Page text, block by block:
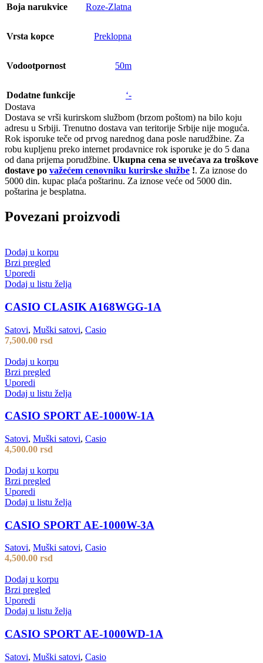
Boja narukvice Roze-Zlatna
Vrsta kopce Preklopna
Vodootpornost 50m
Dodatne funkcije
‘-
Dostava
Dostava se vrši kurirskom službom (brzom poštom) na bilo koju
adresu u Srbiji. Trenutno dostava van teritorije Srbije nije moguća.
Rok isporuke teče od prvog narednog dana posle narudžbine. Za
robu kupljenu preko internet prodavnice rok isporuke je do 5 dana
od dana prijema porudžbine. Ukupna cena se uvećava za troškove
dostave po važećem cenovniku kurirske službe !. Za iznose do
5000 din. kupac plaća poštarinu. Za iznose veće od 5000 din.
poštarina je besplatna.
Povezani proizvodi
Dodaj u korpu
Brzi pregled
Uporedi
Dodaj u listu želja
CASIO CLASIK A168WGG-1A
Satovi, Muški satovi, Casio
7,500.00 rsd
Dodaj u korpu
Brzi pregled
Uporedi
Dodaj u listu želja
CASIO SPORT AE-1000W-1A
Satovi, Muški satovi, Casio
4,500.00 rsd
Dodaj u korpu
Brzi pregled
Uporedi
Dodaj u listu želja
CASIO SPORT AE-1000W-3A
Satovi, Muški satovi, Casio
4,500.00 rsd
Dodaj u korpu
Brzi pregled
Uporedi
Dodaj u listu želja
CASIO SPORT AE-1000WD-1A
Satovi, Muški satovi, Casio